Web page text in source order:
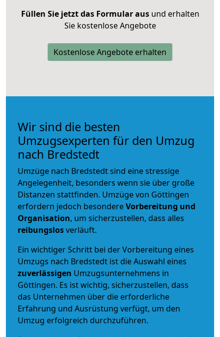
Füllen Sie jetzt das Formular ausund erhalten
Sie kostenlose Angebote
Kostenlose Angebote erhalten
Wir sind die besten
Umzugsexperten für den Umzug
nach Bredstedt
Umzüge nach Bredstedt sind eine stressige
Angelegenheit, besonders wenn sie über große
Distanzen stattfinden. Umzüge von Göttingen
erfordern jedoch besondereVorbereitung und
Organisation, um sicherzustellen, dass alles
reibungslosverläuft.
Ein wichtiger Schritt bei der Vorbereitung eines
Umzugs nach Bredstedt ist die Auswahl eines
zuverlässigen Umzugsunternehmens in
Göttingen. Es ist wichtig, sicherzustellen, dass
das Unternehmen über die erforderliche
Erfahrung und Ausrüstung verfügt, um den
Umzug erfolgreich durchzuführen.